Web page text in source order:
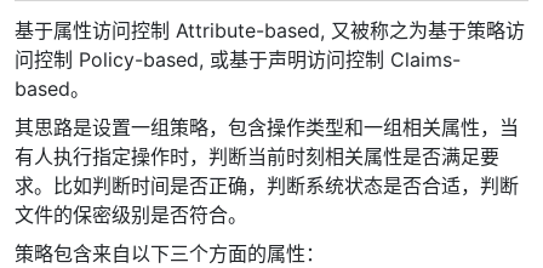
基于属性访问控制 Attribute-based, 又被称之为基于策略访
问控制 Policy-based, 或基于声明访问控制 Claims-
based。
其思路是设置一组策略，包含操作类型和一组相关属性，当
有人执行指定操作时，判断当前时刻相关属性是否满足要
求。比如判断时间是否正确，判断系统状态是否合适，判断
文件的保密级别是否符合。
策略包含来自以下三个方面的属性：